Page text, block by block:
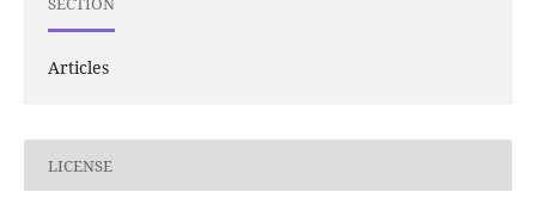
Articles
LICENSE